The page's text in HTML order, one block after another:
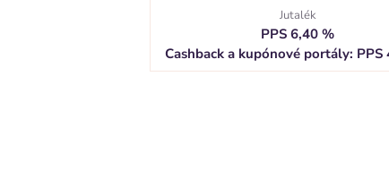
Jutalék
PPS 6,40 %
Cashback a kupónové portály: PPS